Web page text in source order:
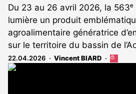
Du 23 au 26 avril 2026, la
lumière un produit
agroalimentaire génératrice
sur le territoire du bassin de
22.04.2026 Vincent BIARD
Cet